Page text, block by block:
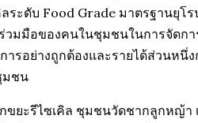
ระดับ Food Grade มาตรฐานยุโร
วมมือของคนในชุมชนในการจัดกา
รอย่างถูกต้องและรายได้ส่วนหนึ่ง
มชน
ยะรีไซเคิล ชุมชนวัดชากลูกหญ้า